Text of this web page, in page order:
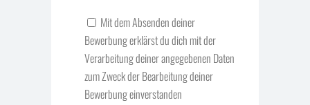
Mit dem Absenden deiner
Bewerbung erklärst du dich mit der
Verarbeitung deiner angegebenen Daten
zum Zweck der Bearbeitung deiner
Bewerbung einverstanden